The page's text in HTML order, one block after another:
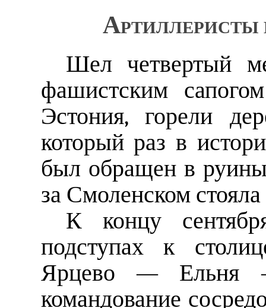
Шел четвертый
фашистским
Эстония, горели
который раз в
был обращен в
за Смоленском
К концу
подступах к
Ярцево — Ельня —
командование